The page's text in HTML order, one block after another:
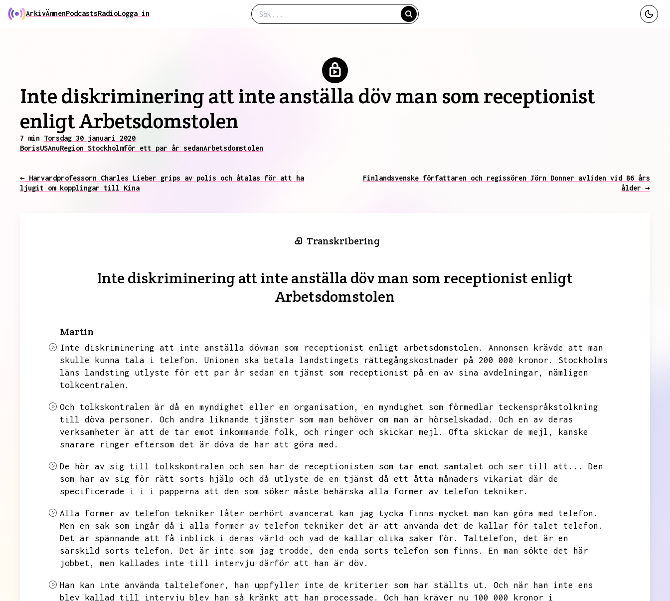
ArkivÄmnenPodcastsRadioLogga in
Inte diskriminering att inte anställa döv man som receptionist
enligt Arbetsdomstolen
7 min Torsdag 30 januari 2020
BorisUSAnuRegion Stockholmför ett par år sedanArbetsdomstolen
← Harvardprofessorn Charles Lieber grips av polis och åtalas för att ha
ljugit om kopplingar till Kina
Finlandsvenske författaren och regissören Jörn Donner avliden vid 86 års
ålder →
Transkribering
Inte diskriminering att inte anställa döv man som receptionist enligt
Arbetsdomstolen
Martin
Inte diskriminering att inte anställa dövman som receptionist enligt arbetsdomstolen.
Annonsen krävde att man
skulle kunna tala i telefon.
Unionen ska betala landstingets rättegångskostnader på 200 000 kronor.
Stockholms
läns landsting utlyste för ett par år sedan en tjänst som receptionist på en av sina avdelningar,
nämligen
tolkcentralen.
Och tolkskontralen är då en myndighet eller en organisation,
en myndighet som förmedlar teckenspråkstolkning
till döva personer.
Och andra liknande tjänster som man behöver om man är hörselskadad.
Och en av deras
verksamheter är att de tar emot inkommande folk,
och ringer och skickar mejl. Ofta skickar de mejl,
kanske
snarare ringer eftersom det är döva de har att göra med.
De hör av sig till tolkskontralen och sen har de receptionisten som tar emot samtalet och ser till att...
Den
som har av sig för rätt sorts hjälp och då utlyste de en tjänst då ett åtta månaders vikariat där de
specificerade i i i papperna att den som söker måste behärska alla former av telefon tekniker.
Alla former av telefon tekniker låter oerhört avancerat kan jag tycka finns mycket man kan göra med telefon.
Men en sak som ingår då i alla former av telefon tekniker det är att använda det de kallar för talet telefon.
Det är spännande att få inblick i deras värld och vad de kallar olika saker för.
Taltelefon,
det är en
särskild sorts telefon.
Det är inte som jag trodde, den enda sorts telefon som finns.
En man sökte det här
jobbet,
men kallades inte till intervju därför att han är döv.
Han kan inte använda taltelefoner, han uppfyller inte de kriterier som har ställts ut.
Och när han inte ens
blev kallad till intervju blev han så kränkt att han processade.
Och han kräver nu 100 000 kronor i